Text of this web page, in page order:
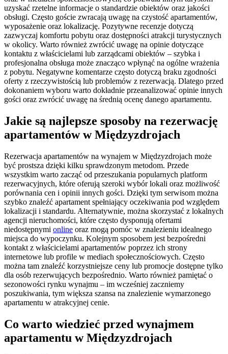
uzyskać rzetelne informacje o standardzie obiektów oraz jakości
obsługi. Często goście zwracają uwagę na czystość apartamentów,
wyposażenie oraz lokalizację. Pozytywne recenzje dotyczą
zazwyczaj komfortu pobytu oraz dostępności atrakcji turystycznych
w okolicy. Warto również zwrócić uwagę na opinie dotyczące
kontaktu z właścicielami lub zarządcami obiektów – szybka i
profesjonalna obsługa może znacząco wpłynąć na ogólne wrażenia
z pobytu. Negatywne komentarze często dotyczą braku zgodności
oferty z rzeczywistością lub problemów z rezerwacją. Dlatego przed
dokonaniem wyboru warto dokładnie przeanalizować opinie innych
gości oraz zwrócić uwagę na średnią ocenę danego apartamentu.
Jakie są najlepsze sposoby na rezerwację
apartamentów w Międzyzdrojach
Rezerwacja apartamentów na wynajem w Międzyzdrojach może
być prostsza dzięki kilku sprawdzonym metodom. Przede
wszystkim warto zacząć od przeszukania popularnych platform
rezerwacyjnych, które oferują szeroki wybór lokali oraz możliwość
porównania cen i opinii innych gości. Dzięki tym serwisom można
szybko znaleźć apartament spełniający oczekiwania pod względem
lokalizacji i standardu. Alternatywnie, można skorzystać z lokalnych
agencji nieruchomości, które często dysponują ofertami
niedostępnymi online oraz mogą pomóc w znalezieniu idealnego
miejsca do wypoczynku. Kolejnym sposobem jest bezpośredni
kontakt z właścicielami apartamentów poprzez ich strony
internetowe lub profile w mediach społecznościowych. Często
można tam znaleźć korzystniejsze ceny lub promocje dostępne tylko
dla osób rezerwujących bezpośrednio. Warto również pamiętać o
sezonowości rynku wynajmu – im wcześniej zaczniemy
poszukiwania, tym większa szansa na znalezienie wymarzonego
apartamentu w atrakcyjnej cenie.
Co warto wiedzieć przed wynajmem
apartamentu w Międzyzdrojach